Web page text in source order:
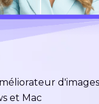
et Mac